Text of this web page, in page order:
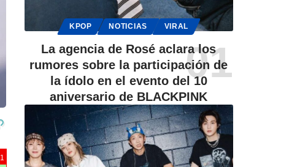
KPOP NOTICIAS VIRAL
La agencia de Rosé aclara los
rumores sobre la participación de
la ídolo en el evento del 10
aniversario de BLACKPINK